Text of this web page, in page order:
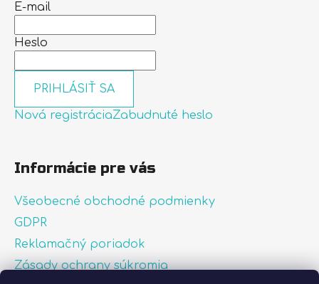
E-mail
Heslo
PRIHLÁSIŤ SA
Nová registráciaZabudnuté heslo
Informácie pre vás
Všeobecné obchodné podmienky
GDPR
Reklamačný poriadok
Zásady ochrany súkromia